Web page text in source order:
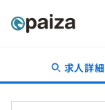
転職・キャリア求人詳細